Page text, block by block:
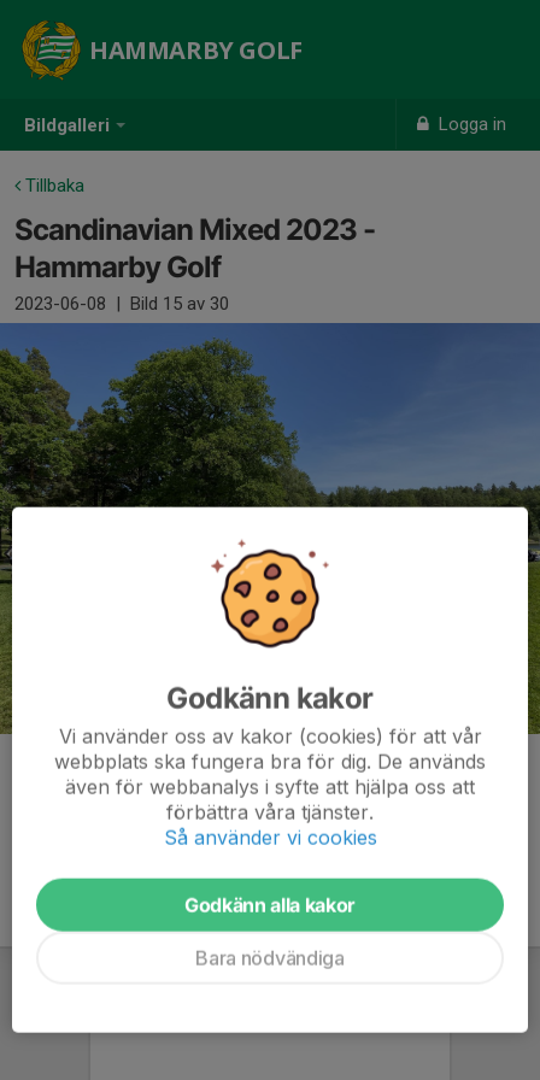
Bildgalleri Logga in
HAMMARBY GOLF
Tillbaka
Scandinavian Mixed 2023 -
Hammarby Golf
2023-06-08 | Bild 15 av 30
Kommentarer
Godkänn kakor
Vi använder oss av kakor (cookies) för att vår
webbplats ska fungera bra för dig. De används
även för webbanalys i syfte att hjälpa oss att
förbättra våra tjänster.
Så använder vi cookies
Godkänn alla kakor
Bara nödvändiga